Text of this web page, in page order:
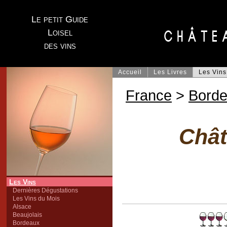
Le petit Guide
Loisel
des vins
Les Vins
Dernières Dégustations
Les Vins du Mois
Alsace
Beaujolais
Bordeaux
Accueil Les Livres Les Vins
France >